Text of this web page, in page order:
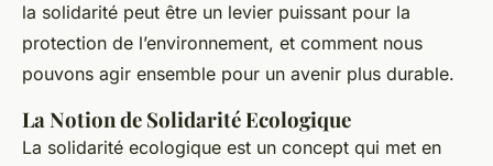
la solidarité peut être un levier puissant pour la
protection de l’environnement, et comment nous
pouvons agir ensemble pour un avenir plus durable.
La Notion de Solidarité Ecologique
La solidarité ecologique est un concept qui met en